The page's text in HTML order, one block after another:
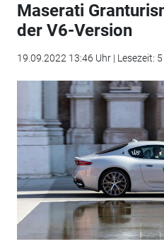
Maserati
der V6-Version
19.09.2022 13:46 Uhr | Lesezeit: